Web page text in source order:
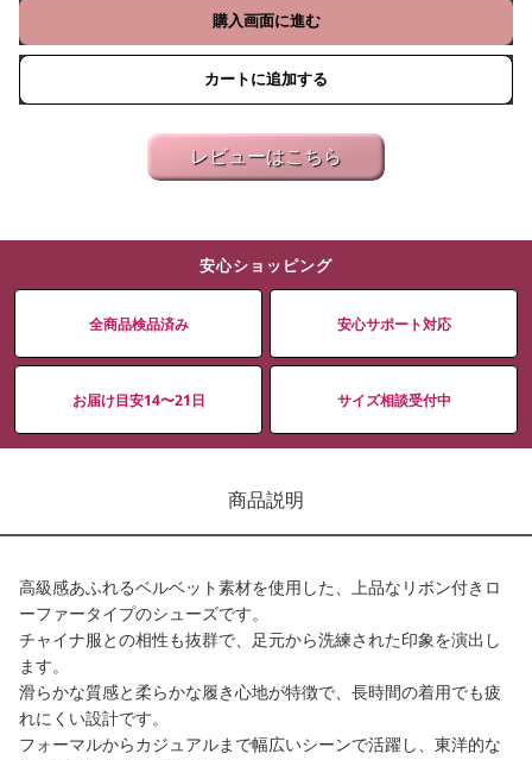
購入画面に進む
カートに追加する
レビューはこちら
安心ショッピング
全商品検品済み 安心サポート対応
お届け目安14〜21日 サイズ相談受付中
商品説明
高級感あふれるベルベット素材を使用した、上品なリボン付きロ
ーファータイプのシューズです。
チャイナ服との相性も抜群で、足元から洗練された印象を演出し
ます。
滑らかな質感と柔らかな履き心地が特徴で、長時間の着用でも疲
れにくい設計です。
フォーマルからカジュアルまで幅広いシーンで活躍し、東洋的な